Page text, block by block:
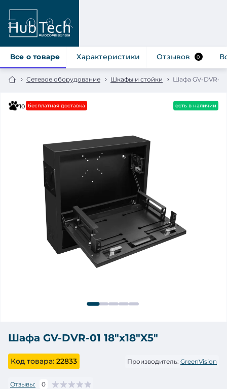
Сетевое оборудование Шкафы и стойки Шафа GV-DVR-01
Все о товаре Характеристики Отзывов 0
10 бесплатная доставка есть в наличии
Шафа GV-DVR-01 18"x18"X5"
Код товара: 22833 Производитель: GreenVision
Отзывы: 0